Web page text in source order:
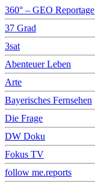
360° – GEO Reportage
37 Grad
3sat
Abenteuer Leben
Arte
Bayerisches Fernsehen
Die Frage
DW Doku
Fokus TV
follow me.reports